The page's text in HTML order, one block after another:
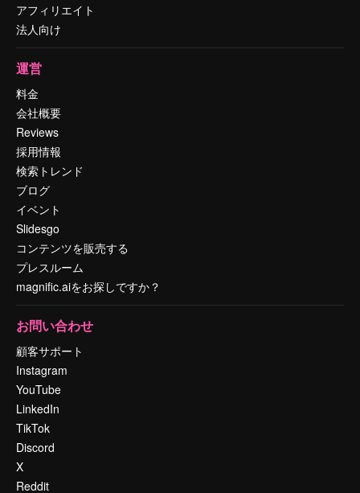
アフィリエイト
法人向け
運営
料金
会社概要
Reviews
採用情報
検索トレンド
ブログ
イベント
Slidesgo
コンテンツを販売する
プレスルーム
magnific.aiをお探しですか？
お問い合わせ
顧客サポート
Instagram
YouTube
LinkedIn
TikTok
Discord
X
Reddit